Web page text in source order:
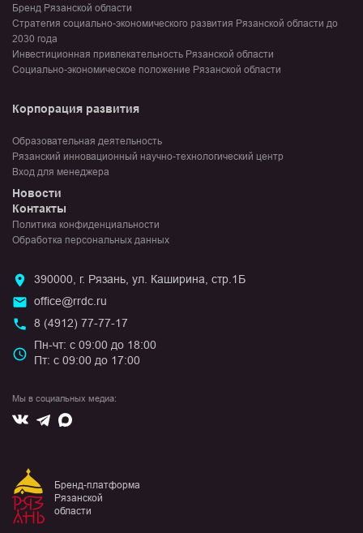
Бренд Рязанской области
Стратегия социально-экономического развития Рязанской области до
2030 года
Инвестиционная привлекательность Рязанской области
Социально-экономическое положение Рязанской области
Корпорация развития
Образовательная деятельность
Рязанский инновационный научно-технологический центр
Вход для менеджера
Новости
Контакты
Политика конфиденциальности
Обработка персональных данных
390000, г. Рязань, ул. Каширина, стр.1Б
office@rrdc.ru
8 (4912) 77-77-17
Пн-чт: с 09:00 до 18:00
Пт: с 09:00 до 17:00
Мы в социальных медиа:
Вконтакте
Telegram
Max
Бренд-платформа
Рязанской
области